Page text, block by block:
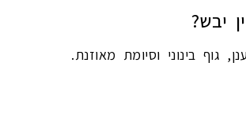
יבש?
גוף בינוני וסיומת מאוזנת.